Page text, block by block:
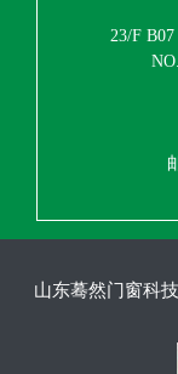
23/F
山东蓦然门窗科